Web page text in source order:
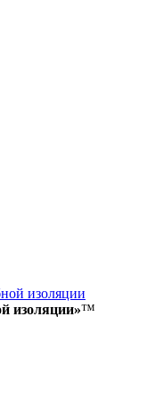
изоляции»™